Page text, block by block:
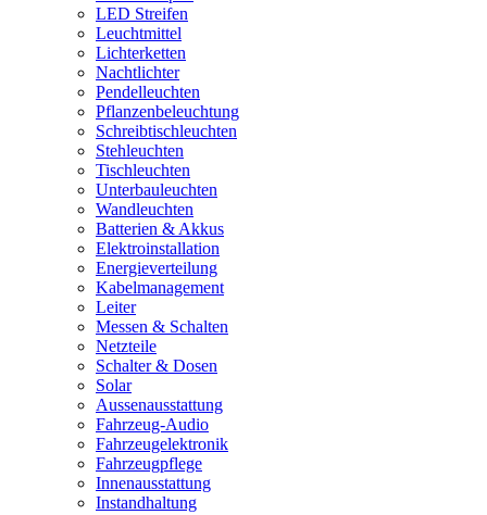
LED Streifen
Leuchtmittel
Lichterketten
Nachtlichter
Pendelleuchten
Pflanzenbeleuchtung
Schreibtischleuchten
Stehleuchten
Tischleuchten
Unterbauleuchten
Wandleuchten
Batterien & Akkus
Elektroinstallation
Energieverteilung
Kabelmanagement
Leiter
Messen & Schalten
Netzteile
Schalter & Dosen
Solar
Aussenausstattung
Fahrzeug-Audio
Fahrzeugelektronik
Fahrzeugpflege
Innenausstattung
Instandhaltung